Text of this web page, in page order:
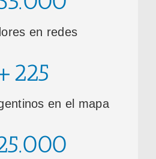
en redes
en el mapa